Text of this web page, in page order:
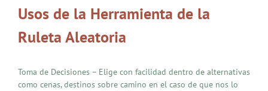
Usos de la Herramienta de la
Ruleta Aleatoria
Toma de Decisiones – Elige con facilidad dentro de alternativas
como cenas, destinos sobre camino en el caso de que nos lo